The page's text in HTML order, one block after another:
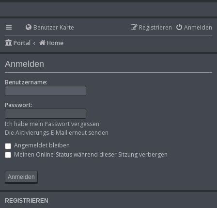
Benutzer Karte Anmelden
Registrieren
Portal
Home
Anmelden
Benutzername:
Passwort:
Ich habe mein Passwort vergessen
Die Aktivierungs-E-Mail erneut senden
Angemeldet bleiben
Meinen Online-Status während dieser Sitzung verbergen
REGISTRIEREN